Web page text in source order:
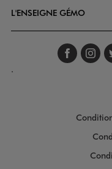
L'ENSEIGNE GÉMO
.